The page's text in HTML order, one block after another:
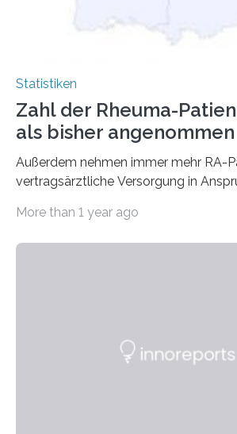
Statistiken
Zahl der Rheuma-
als bisher angenommen
Außerdem nehmen immer mehr RA-
vertragsärztliche Versorgung in
More than 1 year ago